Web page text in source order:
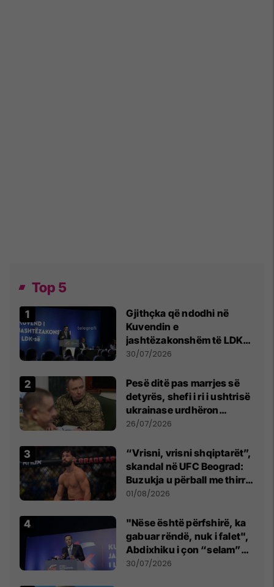
Top 5
Gjithçka që ndodhi në
Kuvendin e
jashtëzakonshëm të LDK-
së
30/07/2026
Pesë ditë pas marrjes së
detyrës, shefi i ri i ushtrisë
ukrainase urdhëron
kontroll të madh
26/07/2026
“Vrisni, vrisni shqiptarët”,
skandal në UFC Beograd:
Buzukja u përball me thirrje
anti-shqiptare nga
01/08/2026
"Nëse është përfshirë, ka
gabuar rëndë, nuk i falet",
Abdixhiku i çon “selam”
Përparim Ramës
30/07/2026